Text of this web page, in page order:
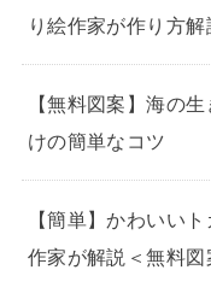
り絵作家が作り方解
【無料図案】海の
けの簡単なコツ
【簡単】かわいい
作家が解説＜無料図